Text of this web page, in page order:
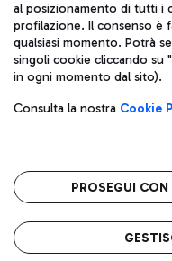
Codice fiscale e Registro
IVA 06572251004
Capitale sociale
Sede legale: Via Pier
telefono +39 06 65951
Privacy policy
al posizionamento di tutti i
profilazione. Il consenso è
qualsiasi momento. Potrà
singoli cookie cliccando su
in ogni momento dal sito).
Consulta la nostra Cookie
PROSEGUI